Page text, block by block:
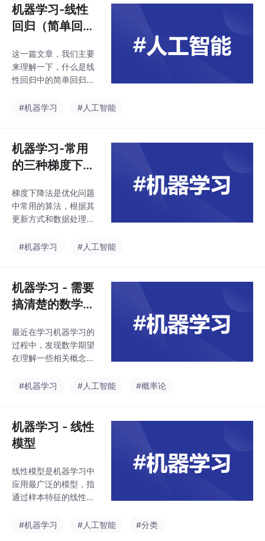
情况下，选择使得数据
出现概率最大的模型参
数。
机器学习-线性
回归（简单回
这一篇文章，我们主要
来理解一下，什么是线
性回归中的简单回归和
下特征向量的概念。
#机器学习 #人工智能
机器学习-常用
的三种梯度下降
梯度下降法是优化问题
中常用的算法，根据其
更新方式和数据处理的
度下降法，随机梯度下
#机器学习 #人工智能
机器学习 - 需要
搞清楚的数学期
最近在学习机器学习的
过程中，发现数学期望
在理解一些相关概念时
学时学过的数学期望和
学习效率。
#机器学习 #人工智能 #概率论
机器学习 - 线性
模型
线性模型是机器学习中
应用最广泛的模型，指
通过样本特征的线性组
本文我们来学习线性模
#机器学习 #人工智能 #分类